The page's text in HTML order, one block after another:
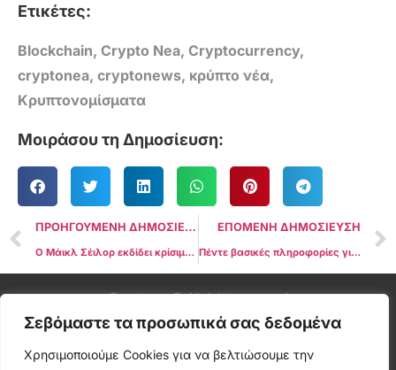
Σεβόμαστε τα προσωπικά σας δεδομένα
Χρησιμοποιούμε Cookies για να βελτιώσουμε την
Ετικέτες:
Blockchain, Crypto Nea, Cryptocurrency,
cryptonea, cryptonews, κρύπτο νέα,
Κρυπτονομίσματα
Μοιράσου τη Δημοσίευση:
ΠΡΟΗΓΟΥΜΕΝΗ ΔΗΜΟΣΙΕΥΣΗ
Ο Μάικλ Σέιλορ εκδίδει κρίσιμο μήνυμα «Bitcoin Godzilla» μετά την έγκριση του Ethereum ETF
ΕΠΟΜΕΝΗ ΔΗΜΟΣΙΕΥΣΗ
Πέντε βασικές πληροφορίες για το Bitcoin που πρέπει να παρακολουθήσετε αυτή την εβδομάδα
Cryptonea © All rights reserved